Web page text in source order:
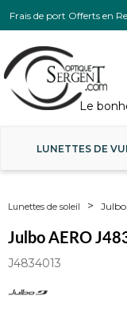
Frais de port Offerts en
LUNETTES DE
Lunettes de soleil Julbo
Julbo AERO
J4834013